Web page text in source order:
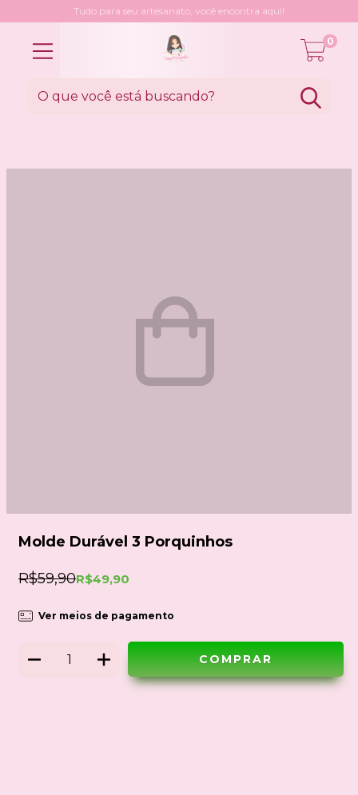
Tudo para seu artesanato, você encontra aqui!
0
Molde Durável 3 Porquinhos
R$59,90R$49,90
Ver meios de pagamento